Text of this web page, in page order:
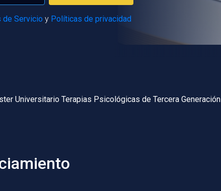
de Servicio y Políticas de privacidad
Universitario Terapias Psicológicas de Tercera Generación